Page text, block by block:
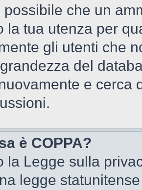
possibile che un
la tua utenza per
gli utenti che
del
e cerca
è COPPA?
la Legge sulla
legge